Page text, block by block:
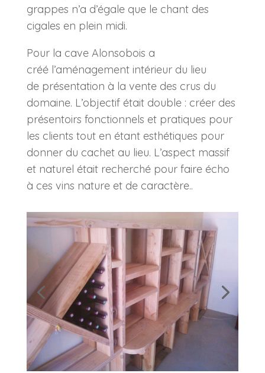
grappes n’a d’égale que le chant des
cigales en plein midi.
Pour la cave Alonsobois a
créé l’aménagement intérieur du lieu
de présentation à la vente des crus du
domaine. L’objectif était double : créer des
présentoirs fonctionnels et pratiques pour
les clients tout en étant esthétiques pour
donner du cachet au lieu. L’aspect massif
et naturel était recherché pour faire écho
à ces vins nature et de caractère..